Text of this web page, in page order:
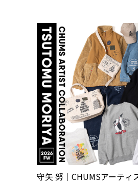
守矢 努｜CHUMSアーティ